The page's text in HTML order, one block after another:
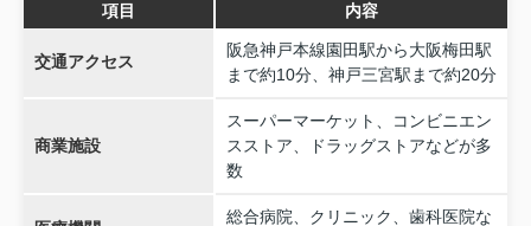
項目 内容
交通アクセス
阪急神戸本線園田駅から大阪梅田駅
まで約10分、神戸三宮駅まで約20分
商業施設
スーパーマーケット、コンビニエン
スストア、ドラッグストアなどが多
数
総合病院、クリニック、歯科医院な